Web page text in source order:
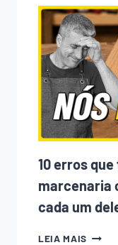
TANTA
GENTE
NA
O
QUE
MUDOU
NOS
10 erros
marcenaria
cada um
LEIA MAIS 10